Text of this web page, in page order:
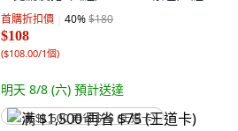
首購折扣價 40%$180
$108
($108.00/1個)
明天 8/8 (六) 預計送達
满 $1,500 再省 $75 (王道卡)